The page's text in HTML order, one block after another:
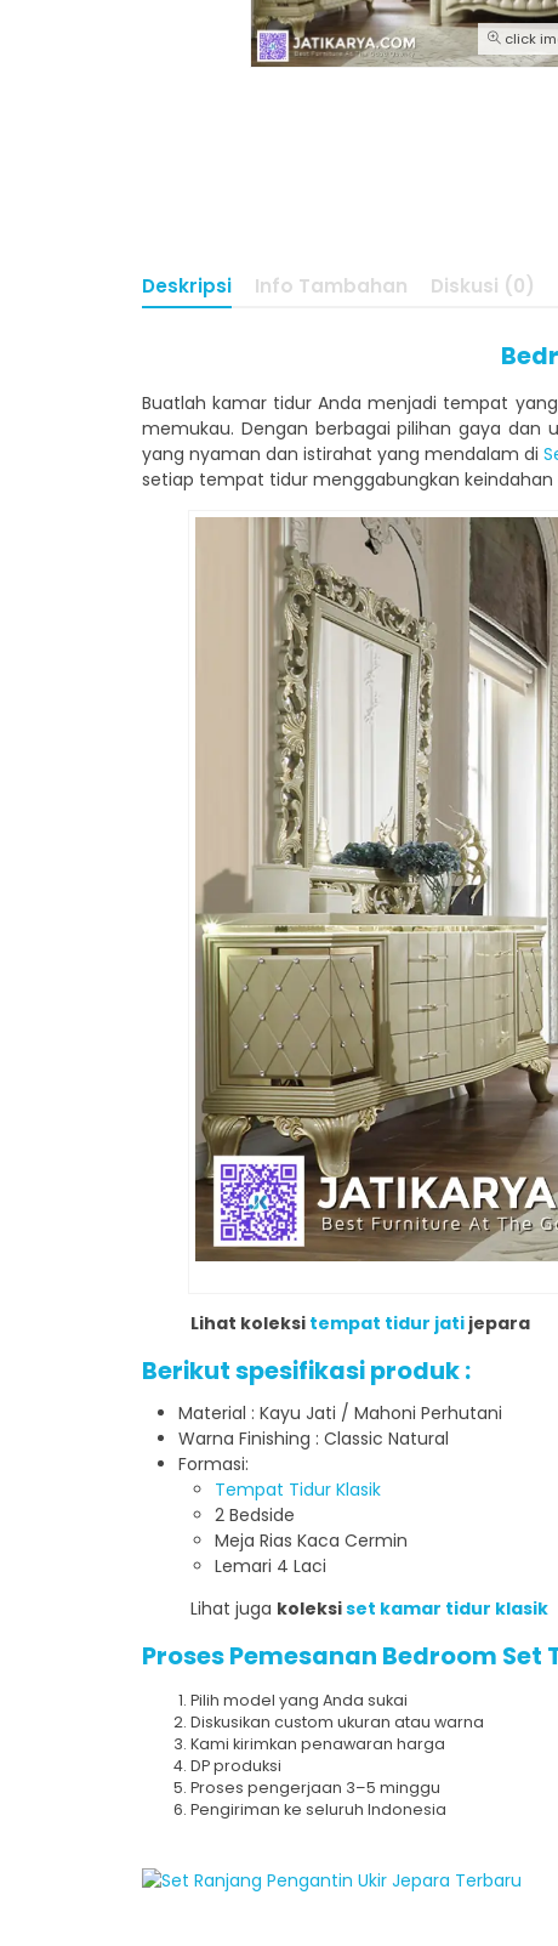
click
Deskripsi Info Tambahan Diskusi (0)
Buatlah kamar tidur Anda menjadi tempat
memukau. Dengan berbagai pilihan gaya dan
yang nyaman dan istirahat yang mendalam di
setiap tempat tidur menggabungkan
Lihat koleksi tempat tidur jati jepara
Berikut spesifikasi produk :
Material : Kayu Jati / Mahoni Perhutani
Warna Finishing : Classic Natural
Formasi:
Tempat Tidur Klasik
2 Bedside
Meja Rias Kaca Cermin
Lemari 4 Laci
Lihat juga koleksiset kamar tidur klasik
Proses Pemesanan Bedroom
Pilih model yang Anda sukai
Diskusikan custom ukuran atau warna
Kami kirimkan penawaran harga
DP produksi
Proses pengerjaan 3–5 minggu
Pengiriman ke seluruh Indonesia